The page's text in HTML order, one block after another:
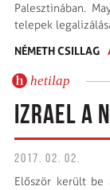
Palesztinában.
telepek
NÉMETH CSILLAG
hetilap
IZRAEL A
2017. 02. 02.
Először került be